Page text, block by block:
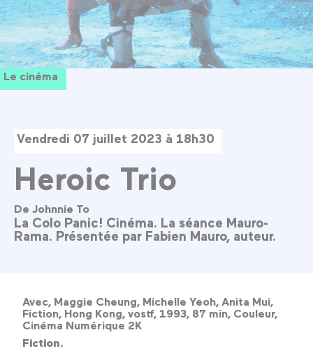
Le cinéma
Vendredi 07 juillet 2023 à 18h30
Heroic Trio
De Johnnie To
La Colo Panic! Cinéma. La séance Mauro-
Rama. Présentée par Fabien Mauro, auteur.
Avec, Maggie Cheung, Michelle Yeoh, Anita Mui,
Fiction, Hong Kong, vostf, 1993, 87 min, Couleur,
Cinéma Numérique 2K
Fiction.